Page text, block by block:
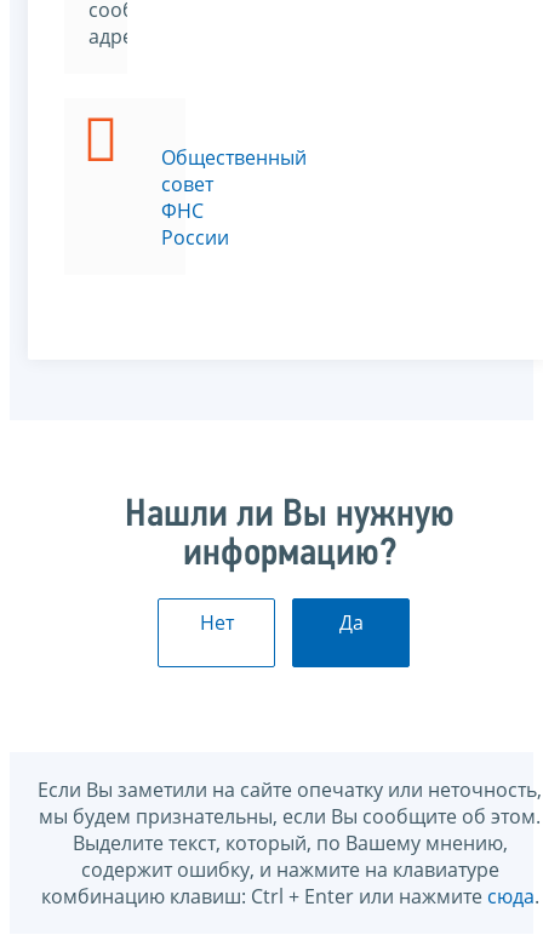
сообщении
адресата
Общественный
совет
ФНС
России
Нашли ли Вы нужную
информацию?
Нет Да
Если Вы заметили на сайте опечатку или неточность,
мы будем признательны, если Вы сообщите об этом.
Выделите текст, который, по Вашему мнению,
содержит ошибку, и нажмите на клавиатуре
комбинацию клавиш: Ctrl + Enter или нажмите сюда.